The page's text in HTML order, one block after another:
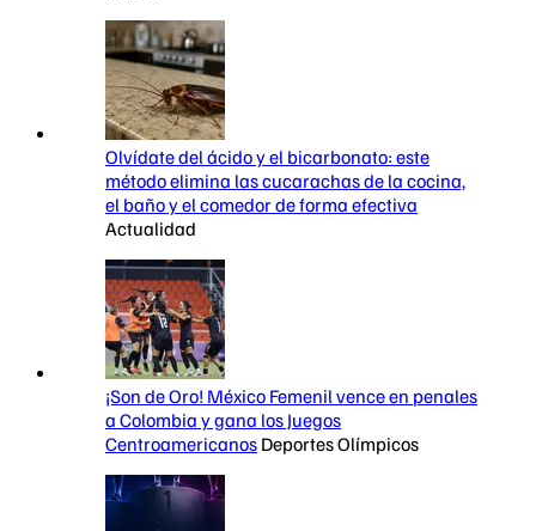
Olvídate del ácido y el bicarbonato: este
método elimina las cucarachas de la cocina,
el baño y el comedor de forma efectiva
Actualidad
¡Son de Oro! México Femenil vence en penales
a Colombia y gana los Juegos
Centroamericanos Deportes Olímpicos